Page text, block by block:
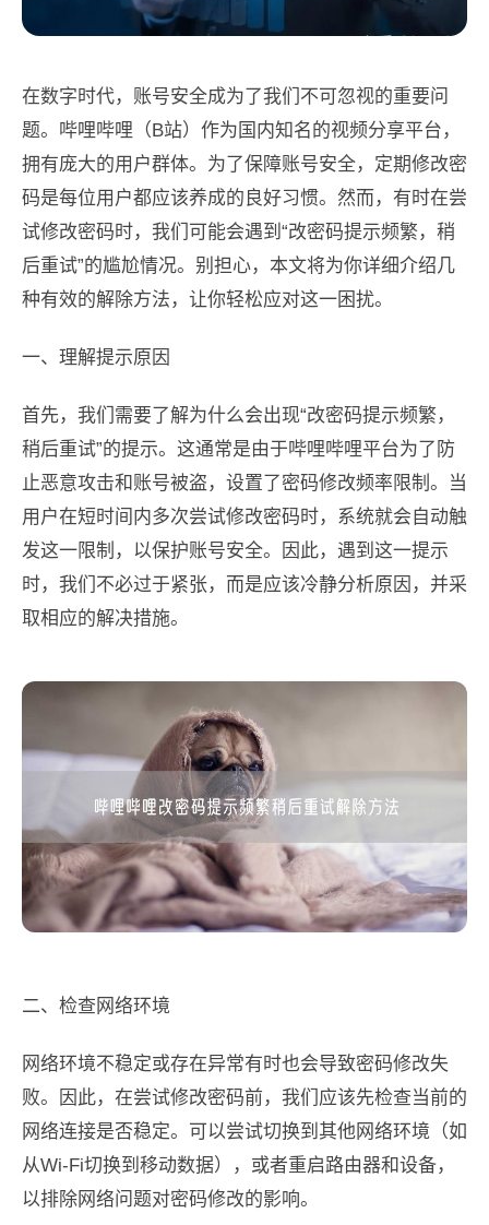
在数字时代，账号安全成为了我们不可忽视的重要问
题。哔哩哔哩（B站）作为国内知名的视频分享平台，
拥有庞大的用户群体。为了保障账号安全，定期修改密
码是每位用户都应该养成的良好习惯。然而，有时在尝
试修改密码时，我们可能会遇到“改密码提示频繁，稍
后重试”的尴尬情况。别担心，本文将为你详细介绍几
种有效的解除方法，让你轻松应对这一困扰。
一、理解提示原因
首先，我们需要了解为什么会出现“改密码提示频繁，
稍后重试”的提示。这通常是由于哔哩哔哩平台为了防
止恶意攻击和账号被盗，设置了密码修改频率限制。当
用户在短时间内多次尝试修改密码时，系统就会自动触
发这一限制，以保护账号安全。因此，遇到这一提示
时，我们不必过于紧张，而是应该冷静分析原因，并采
取相应的解决措施。
二、检查网络环境
网络环境不稳定或存在异常有时也会导致密码修改失
败。因此，在尝试修改密码前，我们应该先检查当前的
网络连接是否稳定。可以尝试切换到其他网络环境（如
从Wi-Fi切换到移动数据），或者重启路由器和设备，
以排除网络问题对密码修改的影响。